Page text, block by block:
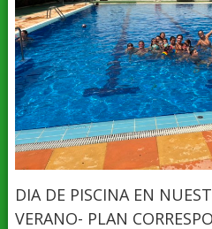
DIA DE PISCINA EN
VERANO- PLAN